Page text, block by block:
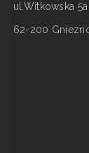
ul.Witkowska 5a
62-200